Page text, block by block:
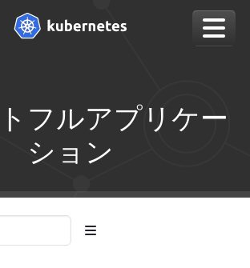
フルアプリケー
ション